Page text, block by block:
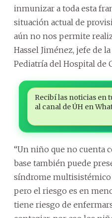
inmunizar a toda esta
situación actual de
aún no nos permite
Hassel Jiménez, jefe de
Pediatría del Hospital de
Recibí las noticias en
al canal de ÚH en
“Un niño que no cuenta
base también puede
síndrome
pero el riesgo es en
tiene riesgo de